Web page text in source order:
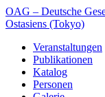
OAG – Deutsche
Ostasiens (Tokyo)
Veranstaltungen
Publikationen
Katalog
Personen